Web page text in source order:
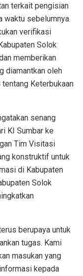
terkait pengisian
waktu sebelumnya.
verifikasi
Solok
memberikan
diamantkan oleh
tentang Keterbukaan
senang
KI Sumbar ke
Tim Visitasi
konstruktif untuk
di Kabupaten
Solok
berupaya untuk
tugas. Kami
masukan yang
kepada